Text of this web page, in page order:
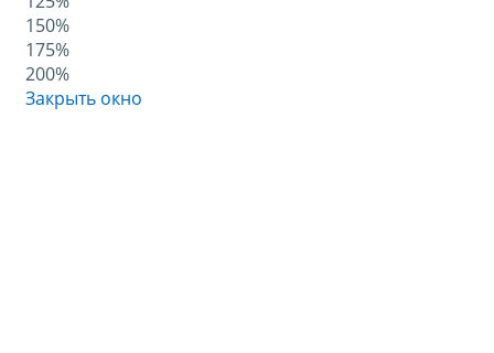
150%
175%
200%
Закрыть окно